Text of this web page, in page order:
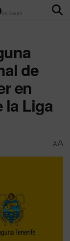
de
en
la Liga
AA